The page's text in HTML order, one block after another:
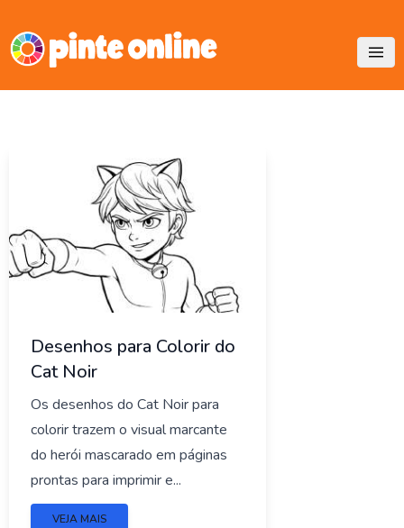
content
Desenhos para Colorir do
Cat Noir
Os desenhos do Cat Noir para
colorir trazem o visual marcante
do herói mascarado em páginas
prontas para imprimir e...
VEJA MAIS